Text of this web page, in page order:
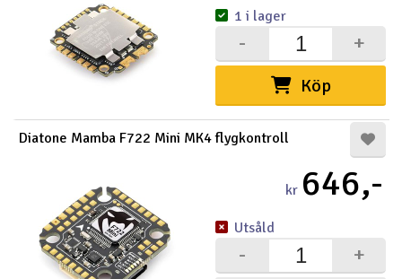
Köp
+
-
1 i lager
Diatone Mamba F722 Mini MK4 flygkontroll
kr 646,-
+
-
Utsåld